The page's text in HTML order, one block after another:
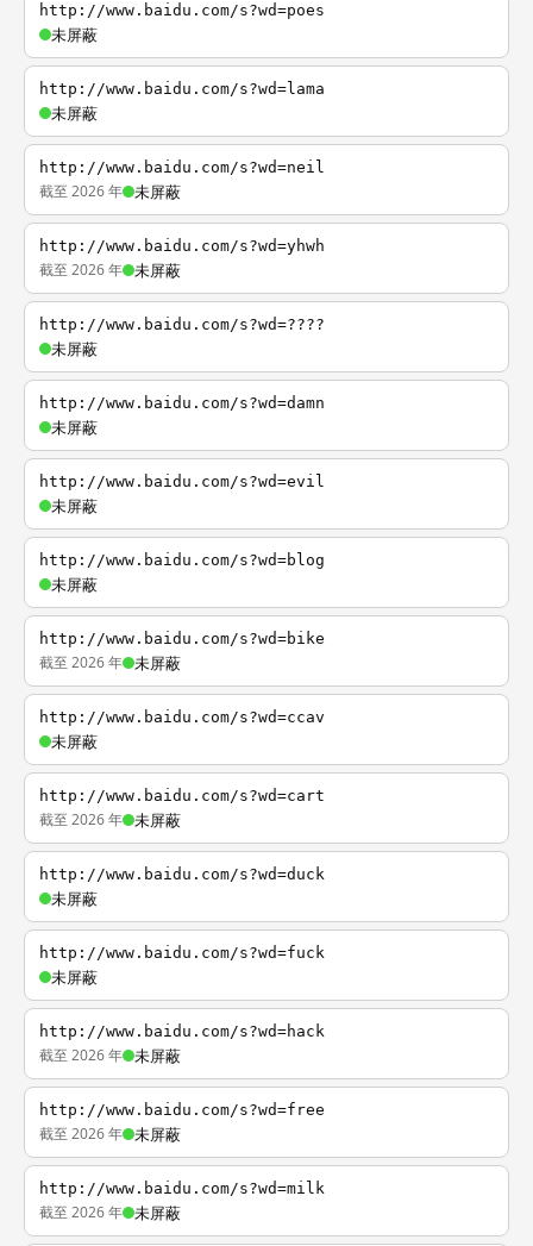
http://www.baidu.com/s?wd=poes
未屏蔽
http://www.baidu.com/s?wd=lama
未屏蔽
http://www.baidu.com/s?wd=neil
截至 2026 年 未屏蔽
http://www.baidu.com/s?wd=yhwh
截至 2026 年 未屏蔽
http://www.baidu.com/s?wd=????
未屏蔽
http://www.baidu.com/s?wd=damn
未屏蔽
http://www.baidu.com/s?wd=evil
未屏蔽
http://www.baidu.com/s?wd=blog
未屏蔽
http://www.baidu.com/s?wd=bike
截至 2026 年 未屏蔽
http://www.baidu.com/s?wd=ccav
未屏蔽
http://www.baidu.com/s?wd=cart
截至 2026 年 未屏蔽
http://www.baidu.com/s?wd=duck
未屏蔽
http://www.baidu.com/s?wd=fuck
未屏蔽
http://www.baidu.com/s?wd=hack
截至 2026 年 未屏蔽
http://www.baidu.com/s?wd=free
截至 2026 年 未屏蔽
http://www.baidu.com/s?wd=milk
截至 2026 年 未屏蔽